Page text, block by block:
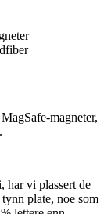
magneter,
har vi plassert de
plate, noe som